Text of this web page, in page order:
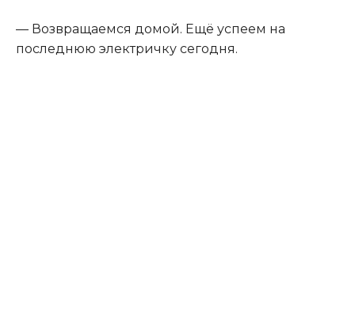
— Возвращаемся домой. Ещё успеем на
последнюю электричку сегодня.